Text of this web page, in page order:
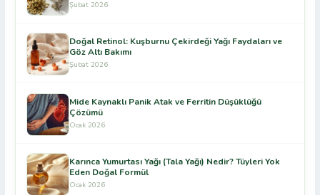
Şubat 2026
Doğal Retinol: Kuşburnu Çekirdeği Yağı Faydaları ve
Göz Altı Bakımı
Şubat 2026
Mide Kaynaklı Panik Atak ve Ferritin Düşüklüğü
Çözümü
Ocak 2026
Karınca Yumurtası Yağı (Tala Yağı) Nedir? Tüyleri Yok
Eden Doğal Formül
Ocak 2026